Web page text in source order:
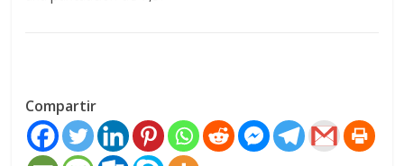
Compartir